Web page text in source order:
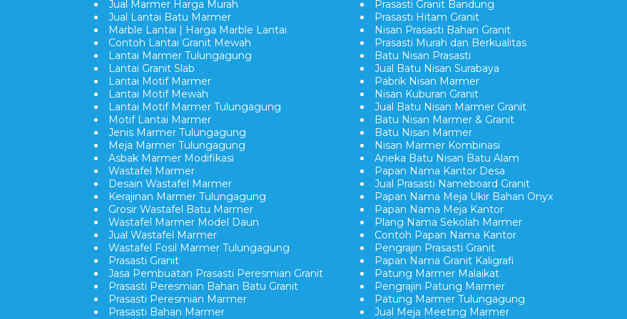
Jual Marmer Harga Murah
Jual Lantai Batu Marmer
Marble Lantai | Harga Marble Lantai
Contoh Lantai Granit Mewah
Lantai Marmer Tulungagung
Lantai Granit Slab
Lantai Motif Marmer
Lantai Motif Mewah
Lantai Motif Marmer Tulungagung
Motif Lantai Marmer
Jenis Marmer Tulungagung
Meja Marmer Tulungagung
Asbak Marmer Modifikasi
Wastafel Marmer
Desain Wastafel Marmer
Kerajinan Marmer Tulungagung
Grosir Wastafel Batu Marmer
Wastafel Marmer Model Daun
Jual Wastafel Marmer
Wastafel Fosil Marmer Tulungagung
Prasasti Granit
Jasa Pembuatan Prasasti Peresmian Granit
Prasasti Peresmian Bahan Batu Granit
Prasasti Peresmian Marmer
Prasasti Bahan Marmer
Prasasti Granit Bandung
Prasasti Hitam Granit
Nisan Prasasti Bahan Granit
Prasasti Murah dan Berkualitas
Batu Nisan Prasasti
Jual Batu Nisan Surabaya
Pabrik Nisan Marmer
Nisan Kuburan Granit
Jual Batu Nisan Marmer Granit
Batu Nisan Marmer & Granit
Batu Nisan Marmer
Nisan Marmer Kombinasi
Aneka Batu Nisan Batu Alam
Papan Nama Kantor Desa
Jual Prasasti Nameboard Granit
Papan Nama Meja Ukir Bahan Onyx
Papan Nama Meja Kantor
Plang Nama Sekolah Marmer
Contoh Papan Nama Kantor
Pengrajin Prasasti Granit
Papan Nama Granit Kaligrafi
Patung Marmer Malaikat
Pengrajin Patung Marmer
Patung Marmer Tulungagung
Jual Meja Meeting Marmer